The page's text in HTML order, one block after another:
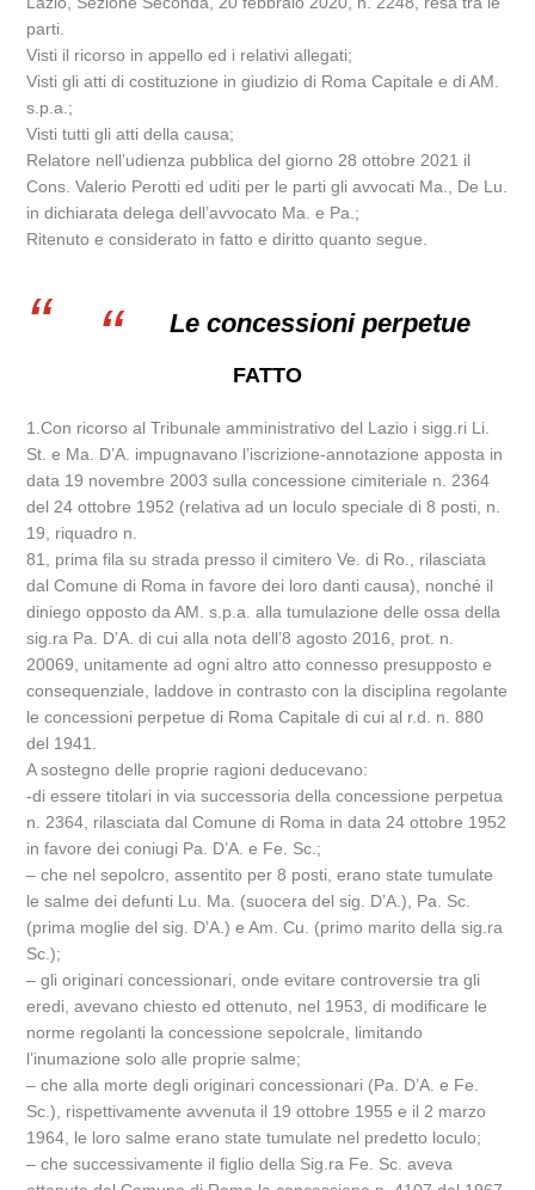
parti.
Visti il ricorso in appello ed i relativi allegati;
Visti gli atti di costituzione in giudizio di Roma Capitale e di AM.
s.p.a.;
Visti tutti gli atti della causa;
Relatore nell’udienza pubblica del giorno 28 ottobre 2021 il
Cons. Valerio Perotti ed uditi per le parti gli avvocati Ma., De Lu.
in dichiarata delega dell’avvocato Ma. e Pa.;
Ritenuto e considerato in fatto e diritto quanto segue.
Le concessioni perpetue
FATTO
1.Con ricorso al Tribunale amministrativo del Lazio i sigg.ri Li.
St. e Ma. D’A. impugnavano l’iscrizione-annotazione apposta in
data 19 novembre 2003 sulla concessione cimiteriale n. 2364
del 24 ottobre 1952 (relativa ad un loculo speciale di 8 posti, n.
19, riquadro n.
81, prima fila su strada presso il cimitero Ve. di Ro., rilasciata
dal Comune di Roma in favore dei loro danti causa), nonché il
diniego opposto da AM. s.p.a. alla tumulazione delle ossa della
sig.ra Pa. D’A. di cui alla nota dell’8 agosto 2016, prot. n.
20069, unitamente ad ogni altro atto connesso presupposto e
consequenziale, laddove in contrasto con la disciplina regolante
le concessioni perpetue di Roma Capitale di cui al r.d. n. 880
del 1941.
A sostegno delle proprie ragioni deducevano:
-di essere titolari in via successoria della concessione perpetua
n. 2364, rilasciata dal Comune di Roma in data 24 ottobre 1952
in favore dei coniugi Pa. D’A. e Fe. Sc.;
– che nel sepolcro, assentito per 8 posti, erano state tumulate
le salme dei defunti Lu. Ma. (suocera del sig. D’A.), Pa. Sc.
(prima moglie del sig. D’A.) e Am. Cu. (primo marito della sig.ra
Sc.);
– gli originari concessionari, onde evitare controversie tra gli
eredi, avevano chiesto ed ottenuto, nel 1953, di modificare le
norme regolanti la concessione sepolcrale, limitando
l’inumazione solo alle proprie salme;
– che alla morte degli originari concessionari (Pa. D’A. e Fe.
Sc.), rispettivamente avvenuta il 19 ottobre 1955 e il 2 marzo
1964, le loro salme erano state tumulate nel predetto loculo;
– che successivamente il figlio della Sig.ra Fe. Sc. aveva